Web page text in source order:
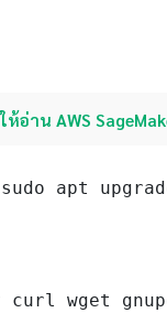
อ่าน AWS
apt
wget